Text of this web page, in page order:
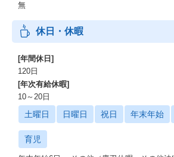
無
休日・休暇
[年間休日]
120日
[年次有給休暇]
10～20日
土曜日 日曜日 祝日 年末年始
育児